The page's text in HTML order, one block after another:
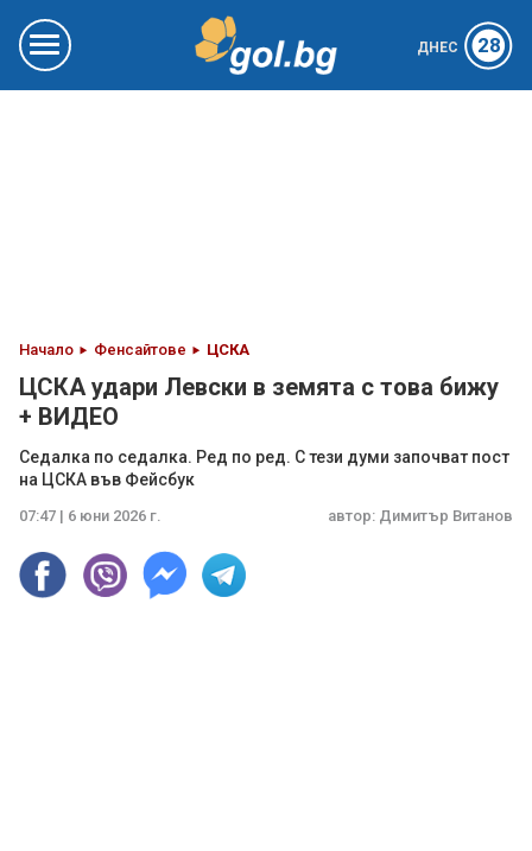
ДНЕС 28
Начало Фенсайтове ЦСКА
ЦСКА удари Левски в земята с това бижу
+ ВИДЕО
Седалка по седалка. Ред по ред. С тези думи започват пост
на ЦСКА във Фейсбук
07:47 | 6 юни 2026 г. автор: Димитър Витанов